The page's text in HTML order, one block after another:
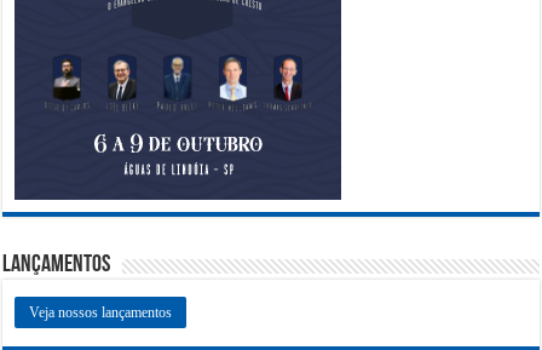
Lançamentos
Veja nossos lançamentos